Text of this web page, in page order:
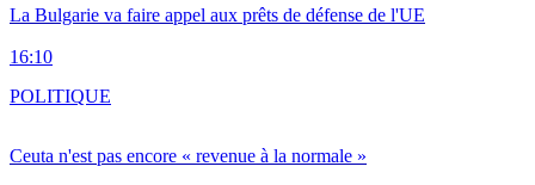
La Bulgarie va faire appel aux prêts de défense de l'UE
16:10
Ceuta n'est pas encore « revenue à la normale »
POLITIQUE